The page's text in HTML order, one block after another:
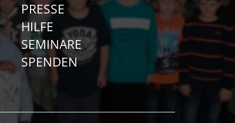
PRESSE
HILFE
SEMINARE
SPENDEN